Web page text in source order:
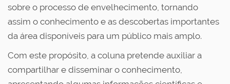
sobre o processo de envelhecimento, tornando
assim o conhecimento e as descobertas importantes
da área disponíveis para um público mais amplo.
Com este propósito, a coluna pretende auxiliar a
compartilhar e disseminar o conhecimento,